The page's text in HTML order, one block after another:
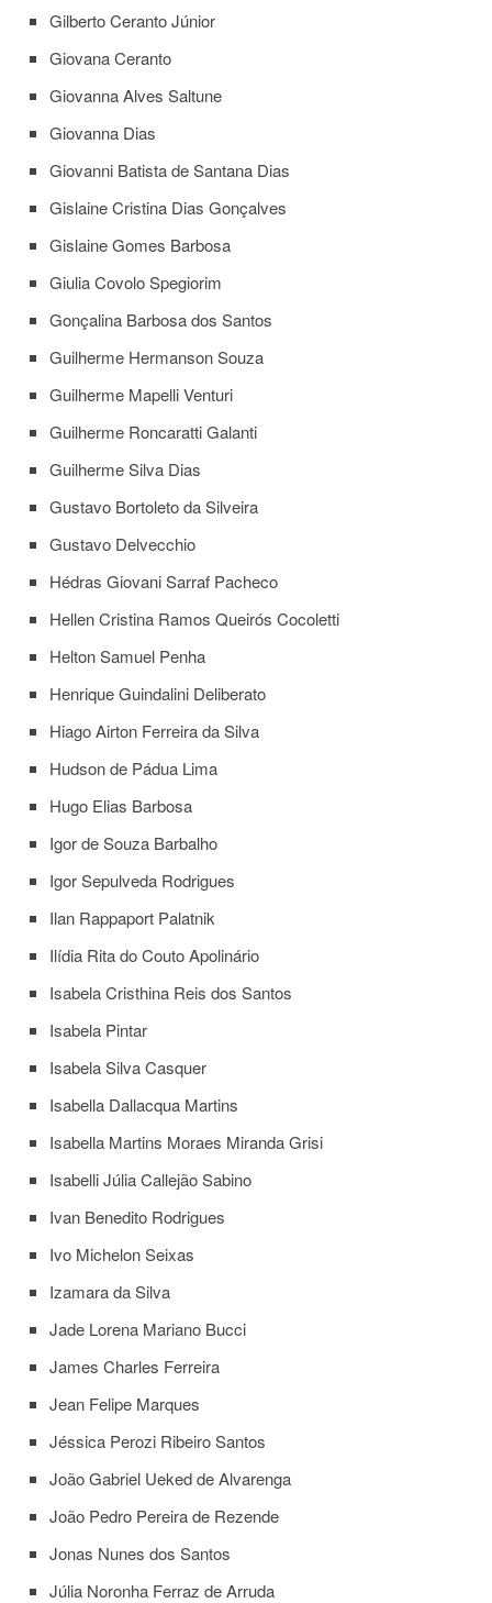
Concursos
Funcionários
Processos
Seletivos
Gilberto Ceranto Júnior
Giovana Ceranto
Giovanna Alves Saltune
Giovanna Dias
Giovanni Batista de Santana Dias
Gislaine Cristina Dias Gonçalves
Gislaine Gomes Barbosa
Giulia Covolo Spegiorim
Gonçalina Barbosa dos Santos
Guilherme Hermanson Souza
Guilherme Mapelli Venturi
Guilherme Roncaratti Galanti
Guilherme Silva Dias
Gustavo Bortoleto da Silveira
Gustavo Delvecchio
Hédras Giovani Sarraf Pacheco
Hellen Cristina Ramos Queirós Cocoletti
Helton Samuel Penha
Henrique Guindalini Deliberato
Hiago Airton Ferreira da Silva
Hudson de Pádua Lima
Hugo Elias Barbosa
Igor de Souza Barbalho
Igor Sepulveda Rodrigues
Ilan Rappaport Palatnik
Ilídia Rita do Couto Apolinário
Isabela Cristhina Reis dos Santos
Isabela Pintar
Isabela Silva Casquer
Isabella Dallacqua Martins
Isabella Martins Moraes Miranda Grisi
Isabelli Júlia Callejão Sabino
Ivan Benedito Rodrigues
Ivo Michelon Seixas
Izamara da Silva
Jade Lorena Mariano Bucci
James Charles Ferreira
Jean Felipe Marques
Jéssica Perozi Ribeiro Santos
João Gabriel Ueked de Alvarenga
João Pedro Pereira de Rezende
Jonas Nunes dos Santos
Júlia Noronha Ferraz de Arruda